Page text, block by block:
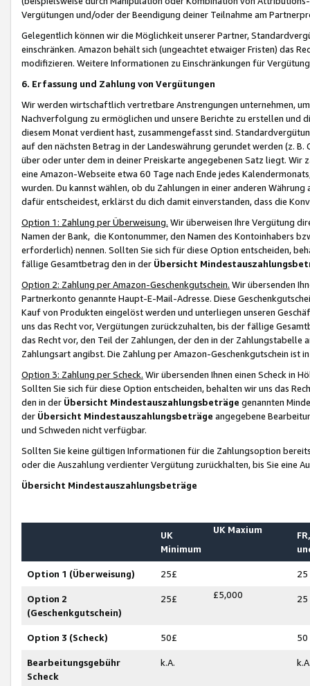
Vergütungen und/oder der Beendigung deiner Teilnahme am
Gelegentlich können wir die Möglichkeit unserer Partner,
einschränken. Amazon behält sich (ungeachtet etwaiger Fristen) das
modifizieren. Weitere Informationen zu Einschränkungen für
6. Erfassung und Zahlung von Vergütungen
Wir werden wirtschaftlich vertretbare Anstrengungen unternehmen,
Nachverfolgung zu ermöglichen und unsere Berichte zu erstellen und
diesem Monat verdient hast, zusammengefasst sind.
auf den nächsten Betrag in der Landeswährung gerundet werden (z.
über oder unter dem in deiner Preiskarte angegebenen Satz liegt.
eine Amazon-Webseite etwa 60 Tage nach Ende jedes
wurden. Du kannst wählen, ob du Zahlungen in einer anderen
dafür entscheidest, erklärst du dich damit einverstanden, dass die
Option 1: Zahlung per Überweisung. Wir überweisen Ihre Vergütung
Namen der Bank, die Kontonummer, den Namen des Kontoinhabers
erforderlich) nennen. Sollten Sie sich für diese Option entscheiden,
fällige Gesamtbetrag den in der Übersicht
Option 2: Zahlung per Amazon-Geschenkgutschein. Wir übersenden
Partnerkonto genannte Haupt-E-Mail-Adresse. Diese
Kauf von Produkten eingelöst werden und unterliegen unseren
uns das Recht vor, Vergütungen zurückzuhalten, bis der fällige
das Recht vor, den Teil der Zahlungen, der den in der
Zahlungsart angibst. Die Zahlung per Amazon-Geschenkgutschein ist
Option 3: Zahlung per Scheck. Wir übersenden Ihnen einen Scheck in
Sollten Sie sich für diese Option entscheiden, behalten wir uns das
den in der Übersicht Mindestauszahlungsbeträge genannten
der Übersicht Mindestauszahlungsbeträge angegebene
und Schweden nicht verfügbar.
Sollten Sie keine gültigen Informationen für die Zahlungsoption
oder die Auszahlung verdienter Vergütung zurückhalten, bis Sie
Übersicht Mindestauszahlungsbeträge
UK
Minimum
UK Maxium
Option 1 (Überweisung) 25£ 25
Option 2
(Geschenkgutschein)
25£ £5,000 25
Option 3 (Scheck) 50£ 50
Bearbeitungsgebühr
Scheck
k.A.